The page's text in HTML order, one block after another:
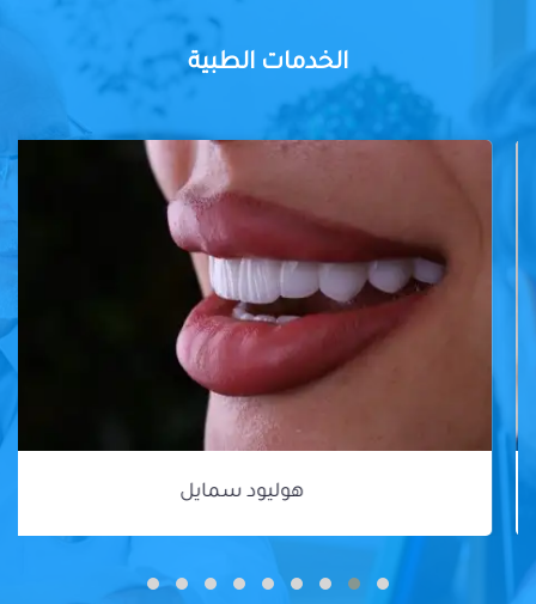
الخدمات الطبية
هوليود سمايل